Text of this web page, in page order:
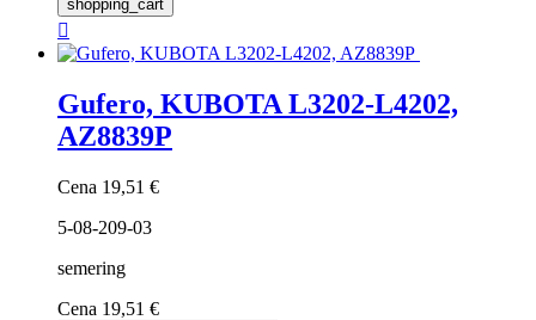
shopping_cart

Gufero, KUBOTA L3202-L4202,
AZ8839P
Cena 19,51 €
5-08-209-03
semering
Cena 19,51 €